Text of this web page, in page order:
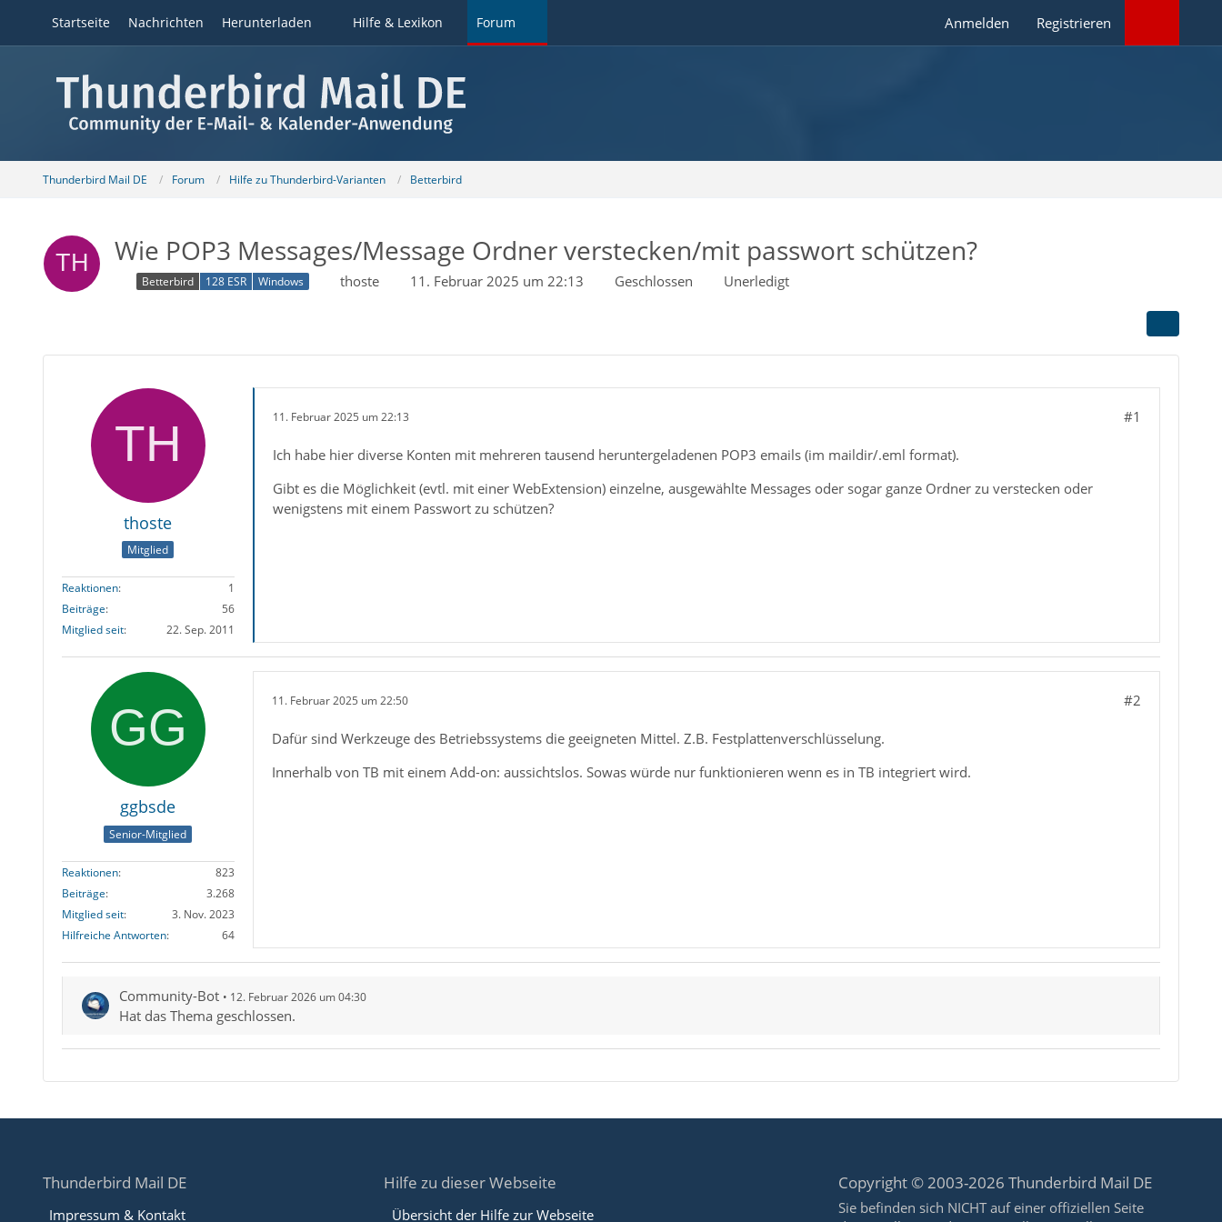
Startseite Nachrichten Herunterladen Hilfe & Lexikon Forum Anmelden Registrieren
Thunderbird Mail DE Forum Hilfe zu Thunderbird-Varianten Betterbird
Wie POP3 Messages/Message Ordner verstecken/mit passwort schützen?
Betterbird 128 ESR Windows thoste 11. Februar 2025 um 22:13 Geschlossen Unerledigt
thoste
Mitglied
Reaktionen
1
Beiträge
56
Mitglied seit
22. Sep. 2011
11. Februar 2025 um 22:13 #1
Ich habe hier diverse Konten mit mehreren tausend heruntergeladenen POP3 emails (im maildir/.eml format).
Gibt es die Möglichkeit (evtl. mit einer WebExtension) einzelne, ausgewählte Messages oder sogar ganze Ordner zu verstecken oder
wenigstens mit einem Passwort zu schützen?
ggbsde
Senior-Mitglied
Reaktionen
823
Beiträge
3.268
Mitglied seit
3. Nov. 2023
Hilfreiche Antworten
64
11. Februar 2025 um 22:50 #2
Dafür sind Werkzeuge des Betriebssystems die geeigneten Mittel. Z.B. Festplattenverschlüsselung.
Innerhalb von TB mit einem Add-on: aussichtslos. Sowas würde nur funktionieren wenn es in TB integriert wird.
Community-Bot 12. Februar 2026 um 04:30
Hat das Thema geschlossen.
Thunderbird Mail DE
Impressum & Kontakt
Hilfe zu dieser Webseite
Übersicht der Hilfe zur Webseite
Copyright © 2003-2026 Thunderbird Mail DE
Sie befinden sich NICHT auf einer offiziellen Seite